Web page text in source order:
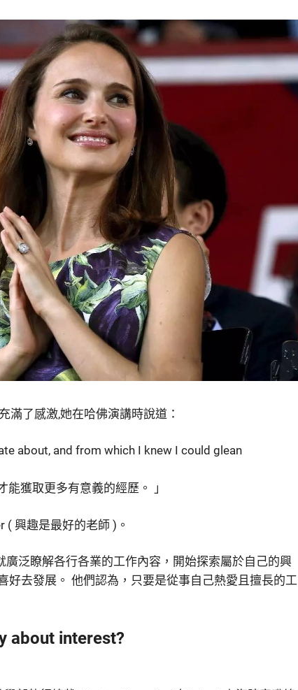
滿了感激,她在哈佛演講時說道：
about, and from which I knew I could glean
能獲取更多有意義的經歷。 」
興趣是最好的老師 )。
泛瞭解各行各業的工作內容，開始探索屬於自己的興
好去發展。 他們認為，只要是從事自己熱愛且擅長的工
about interest?